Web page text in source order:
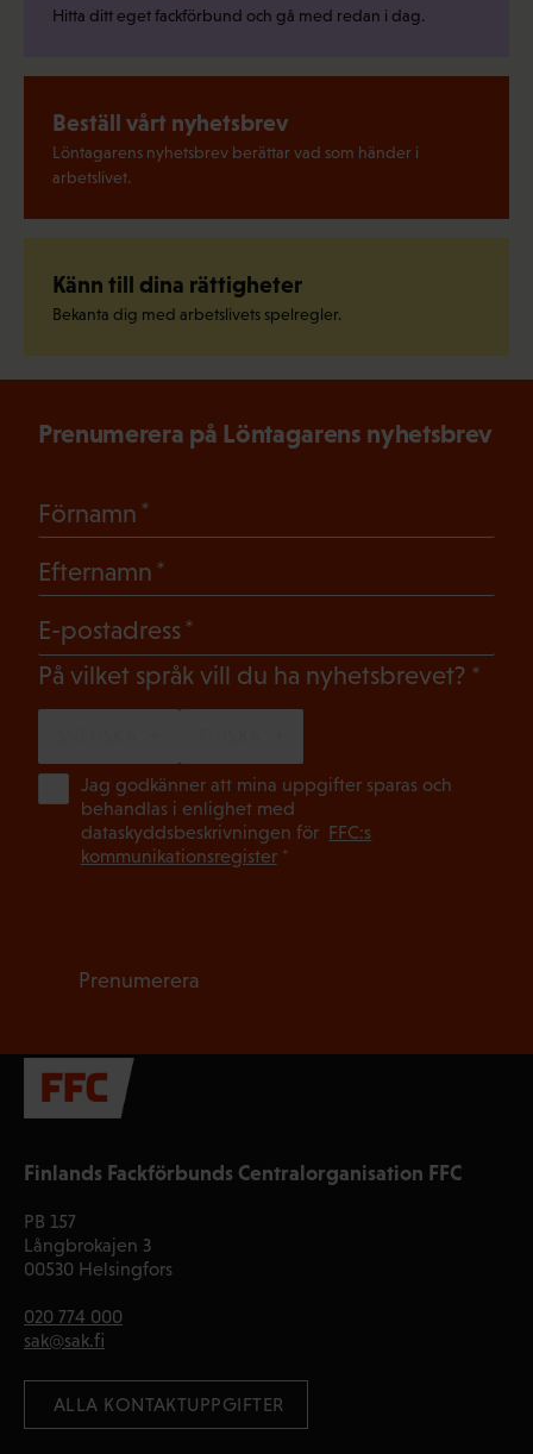
Hitta ditt eget fackförbund och gå med redan i dag.
Beställ vårt nyhetsbrev
Löntagarens nyhetsbrev berättar vad som händer i
arbetslivet.
Känn till dina rättigheter
Bekanta dig med arbetslivets spelregler.
Finlands Fackförbunds Centralorganisation FFC
PB 157
Långbrokajen 3
00530 Helsingfors
020 774 000
sak@sak.fi
ALLA KONTAKTUPPGIFTER
Prenumerera på Löntagarens nyhetsbrev
Förnamn
Efternamn
E-postadress
På vilket språk vill du ha nyhetsbrevet?
Jag godkänner att mina uppgifter sparas och
behandlas i enlighet med
dataskyddsbeskrivningen för FFC:s
kommunikationsregister*
Prenumerera